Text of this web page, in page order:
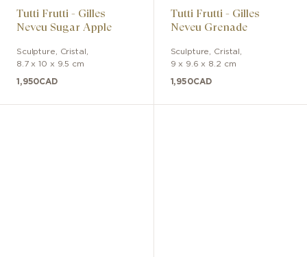
Tutti Frutti - Gilles
Neveu Sugar Apple
Sculpture Cristal
8.7 x 10 x 9.5 cm
1,950CAD
Tutti Frutti - Gilles
Neveu Grenade
Sculpture Cristal
9 x 9.6 x 8.2 cm
1,950CAD